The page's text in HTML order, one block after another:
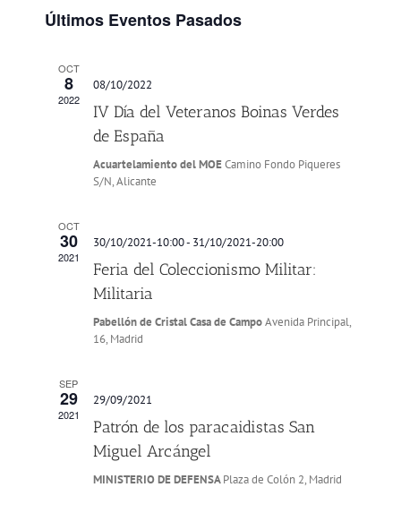
Últimos Eventos Pasados
OCT
8
2022
08/10/2022
IV Día del Veteranos Boinas Verdes
de España
Acuartelamiento del MOECamino Fondo Piqueres
S/N, Alicante
OCT
30
2021
30/10/2021-10:00- 31/10/2021-20:00
Feria del Coleccionismo Militar:
Militaria
Pabellón de Cristal Casa de CampoAvenida Principal,
16, Madrid
SEP
29
2021
29/09/2021
Patrón de los paracaidistas San
Miguel Arcángel
MINISTERIO DE DEFENSAPlaza de Colón 2, Madrid